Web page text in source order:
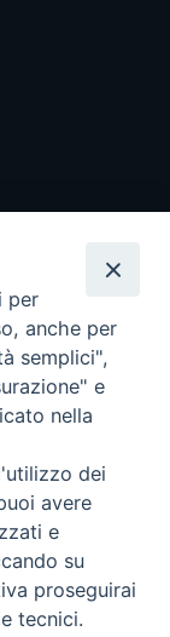
riservati - Vita
Torna
per
anche per
semplici",
e
nella
dei
avere
e
su
proseguirai
tecnici.